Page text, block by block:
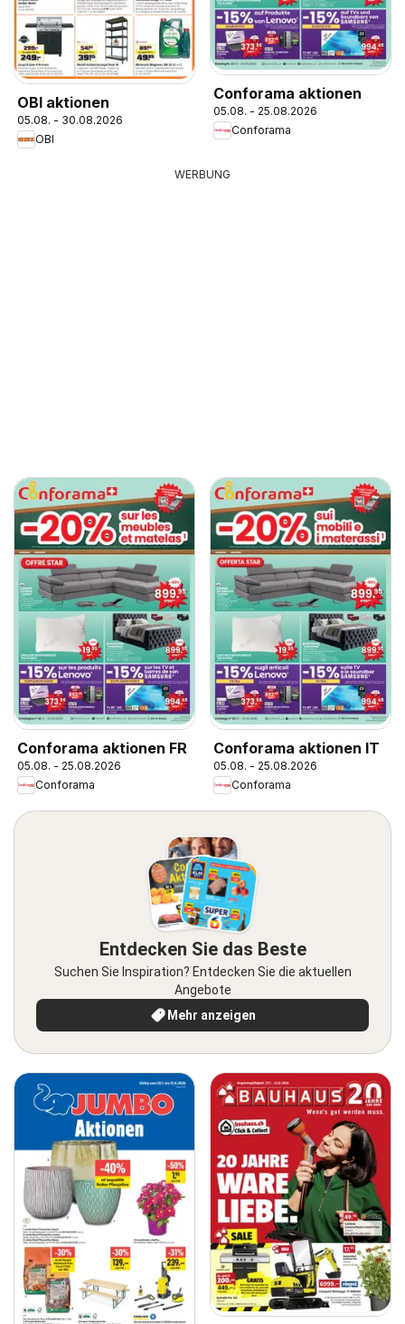
OBI aktionen
05.08. - 30.08.2026
OBI
Conforama aktionen
05.08. - 25.08.2026
Conforama
WERBUNG
Conforama aktionen FR
05.08. - 25.08.2026
Conforama
Conforama aktionen IT
05.08. - 25.08.2026
Conforama
Entdecken Sie das Beste
Suchen Sie Inspiration? Entdecken Sie die aktuellen
Angebote
Mehr anzeigen